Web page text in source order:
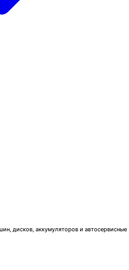
дисков, аккумуляторов и автосервисные